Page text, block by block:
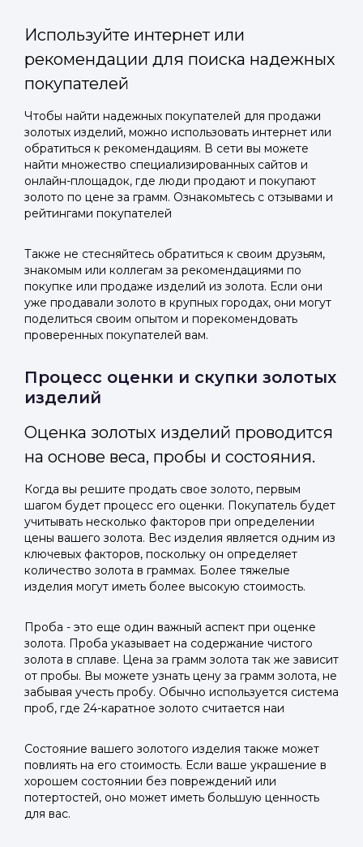
Войти в
профиль
Мы отправим код для входа на ваш
номер телефона.
Телефон
Подать заявку
Отправьте заявку через мессенджер-бот — магазины
увидят её и пришлют предложения. Фото, описание и
AI-оценка прямо в чате.
ВКонтакте
или подайте через форму на сайте
Войти в ЛК и заполнить форму
Подать заявку
Отправьте заявку через мессенджер-бот — магазины
увидят её и пришлют предложения. Фото, описание и
AI-оценка прямо в чате.
ВКонтакте
или подайте через форму на сайте
Войти в ЛК и заполнить форму
Используйте интернет или
рекомендации для поиска надежных
покупателей
Чтобы найти надежных покупателей для продажи
золотых изделий, можно использовать интернет или
обратиться к рекомендациям. В сети вы можете
найти множество специализированных сайтов и
онлайн-площадок, где люди продают и покупают
золото по цене за грамм. Ознакомьтесь с отзывами и
рейтингами покупателей
Также не стесняйтесь обратиться к своим друзьям,
знакомым или коллегам за рекомендациями по
покупке или продаже изделий из золота. Если они
уже продавали золото в крупных городах, они могут
поделиться своим опытом и порекомендовать
проверенных покупателей вам.
Процесс оценки и скупки золотых
изделий
Оценка золотых изделий проводится
на основе веса, пробы и состояния.
Когда вы решите продать свое золото, первым
шагом будет процесс его оценки. Покупатель будет
учитывать несколько факторов при определении
цены вашего золота. Вес изделия является одним из
ключевых факторов, поскольку он определяет
количество золота в граммах. Более тяжелые
изделия могут иметь более высокую стоимость.
Проба - это еще один важный аспект при оценке
золота. Проба указывает на содержание чистого
золота в сплаве. Цена за грамм золота так же зависит
от пробы. Вы можете узнать цену за грамм золота, не
забывая учесть пробу. Обычно используется система
проб, где 24-каратное золото считается наи
Состояние вашего золотого изделия также может
повлиять на его стоимость. Если ваше украшение в
хорошем состоянии без повреждений или
потертостей, оно может иметь большую ценность
для вас.